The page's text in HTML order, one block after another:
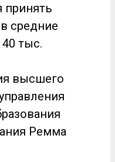
принять
средние
тыс.
высшего
Ремма